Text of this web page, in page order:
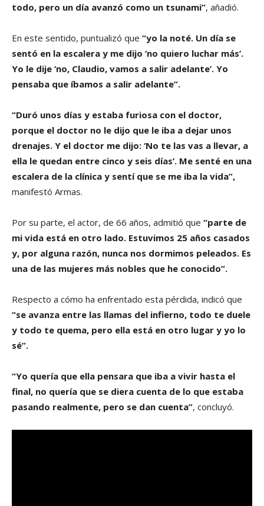
todo, pero un día avanzó como un tsunami”, añadió.
En este sentido, puntualizó que “yo la noté. Un día se
sentó en la escalera y me dijo ‘no quiero luchar más’.
Yo le dije ‘no, Claudio, vamos a salir adelante’. Yo
pensaba que íbamos a salir adelante”.
“Duró unos días y estaba furiosa con el doctor,
porque el doctor no le dijo que le iba a dejar unos
drenajes. Y el doctor me dijo: ‘No te las vas a llevar, a
ella le quedan entre cinco y seis días’. Me senté en una
escalera de la clínica y sentí que se me iba la vida”,
manifestó Armas.
Por su parte, el actor, de 66 años, admitió que “parte de
mi vida está en otro lado. Estuvimos 25 años casados
y, por alguna razón, nunca nos dormimos peleados. Es
una de las mujeres más nobles que he conocido”.
Respecto a cómo ha enfrentado esta pérdida, indicó que
“se avanza entre las llamas del infierno, todo te duele
y todo te quema, pero ella está en otro lugar y yo lo
sé”.
“Yo quería que ella pensara que iba a vivir hasta el
final, no quería que se diera cuenta de lo que estaba
pasando realmente, pero se dan cuenta”, concluyó.